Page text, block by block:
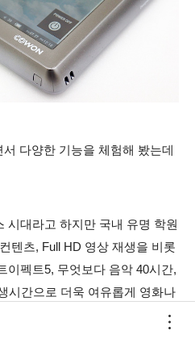
다양한 기능을 체험해 봤는데
시대라고 하지만 국내 유명 학원
텐츠, Full HD 영상 재생을 비롯
이펙트5, 무엇보다 음악 40시간,
시간으로 더욱 여유롭게 영화나
점이 있는데요.
학습 만을 위한